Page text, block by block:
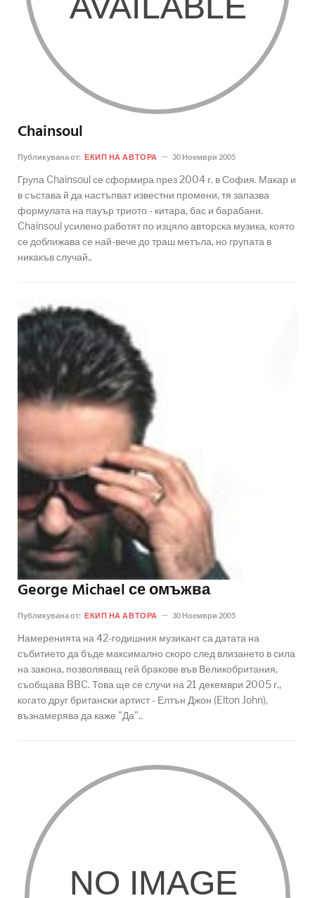
Chainsoul
Публикувана от: ЕКИП НА АВТОРА 30 Ноември 2005
Група Chainsoul се сформира през 2004 г. в София. Макар и
в състава й да настъпват известни промени, тя запазва
формулата на пауър триото - китара, бас и барабани.
Chainsoul усилено работят по изцяло авторска музика, която
се доближава се най-вече до траш метъла, но групата в
никакъв случай..
George Michael се омъжва
Публикувана от: ЕКИП НА АВТОРА 30 Ноември 2005
Намеренията на 42-годишния музикант са датата на
събитието да бъде максимално скоро след влизането в сила
на закона, позволяващ гей бракове във Великобритания,
съобщава BBC. Това ще се случи на 21 декември 2005 г.,
когато друг британски артист - Елтън Джон (Elton John),
възнамерява да каже "Да"..